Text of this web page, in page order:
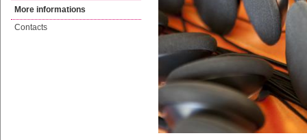
More informations
Contacts